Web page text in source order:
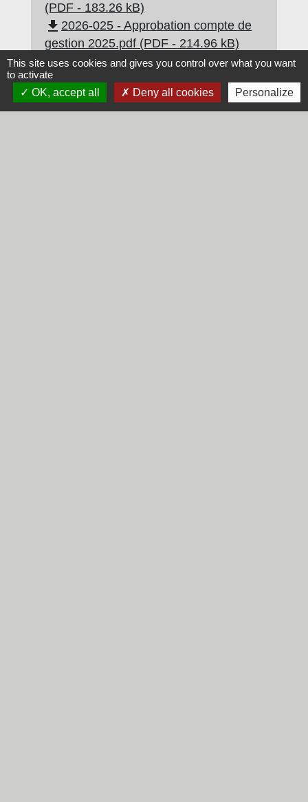
(PDF - 183.26 kB)
file_download 2026-025 - Approbation compte de
gestion 2025.pdf (PDF - 214.96 kB)
file_download2026-026 - Approbation CFU
2025.pdf (PDF - 187.33 kB)
file_download2026-027 - affectation des
résultats.pdf (PDF - 179.22 kB)
This site uses cookies and gives you control over what you want
to activate
OK, accept all
Deny all cookies Personalize